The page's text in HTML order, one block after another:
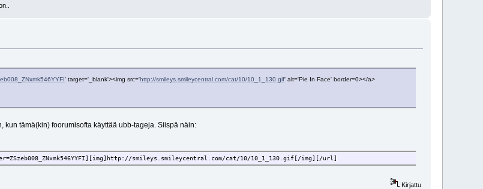
' target='_blank'><img src='http://smileys.smileycentral.com/cat/10/10_1_130.gif' alt='Pie In Face' border=0></a>
kun tämä(kin) foorumisofta käyttää ubb-tageja. Siispä näin:
smileys.smileycentral.com/cat/10/10_1_130.gif[/img][/url]
Kirjattu